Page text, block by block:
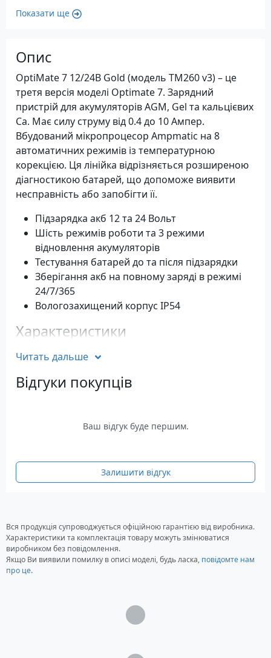
Показати ще
Опис
OptiMate 7 12/24В Gold (модель TM260 v3) – це
третя версія моделі Optimate 7. Зарядний
пристрій для акумуляторів AGM, Gel та кальцієвих
Ca. Має силу струму від 0.4 до 10 Ампер.
Вбудований мікропроцесор Ampmatic на 8
автоматичних режимів із температурною
корекцією. Ця лінійка відрізняється розширеною
діагностикою батарей, що допоможе виявити
несправність або запобігти її.
Підзарядка акб 12 та 24 Вольт
Шість режимів роботи та 3 режими
відновлення акумуляторів
Тестування батарей до та після підзарядки
Зберігання акб на повному заряді в режимі
24/7/365
Вологозахищений корпус IP54
Характеристики
Тип: автомобільне
Напруга заряду АКБ: 12 Вольт
Управління: автоматичне, 8 ступенів,
температурне коригування
кислотні, AGM, GEL, Ca
Довжина кабелю живлення: 2 метри
Довжина проводів підключення АКБ: 2 метри
Вага: 1 кг
Гарантія: 36 місяців
Читать дальше
Відгуки покупців
Ваш відгук буде першим.
Залишити відгук
Вся продукція супроводжується офіційною гарантією від виробника.
Характеристики та комплектація товару можуть змінюватися
виробником без повідомлення.
Якщо Ви виявили помилку в описі моделі, будь ласка, повідомте нам
про це.